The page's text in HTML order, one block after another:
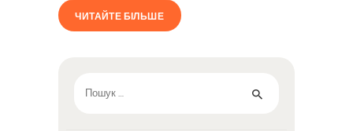
ЧИТАЙТЕ БІЛЬШЕ